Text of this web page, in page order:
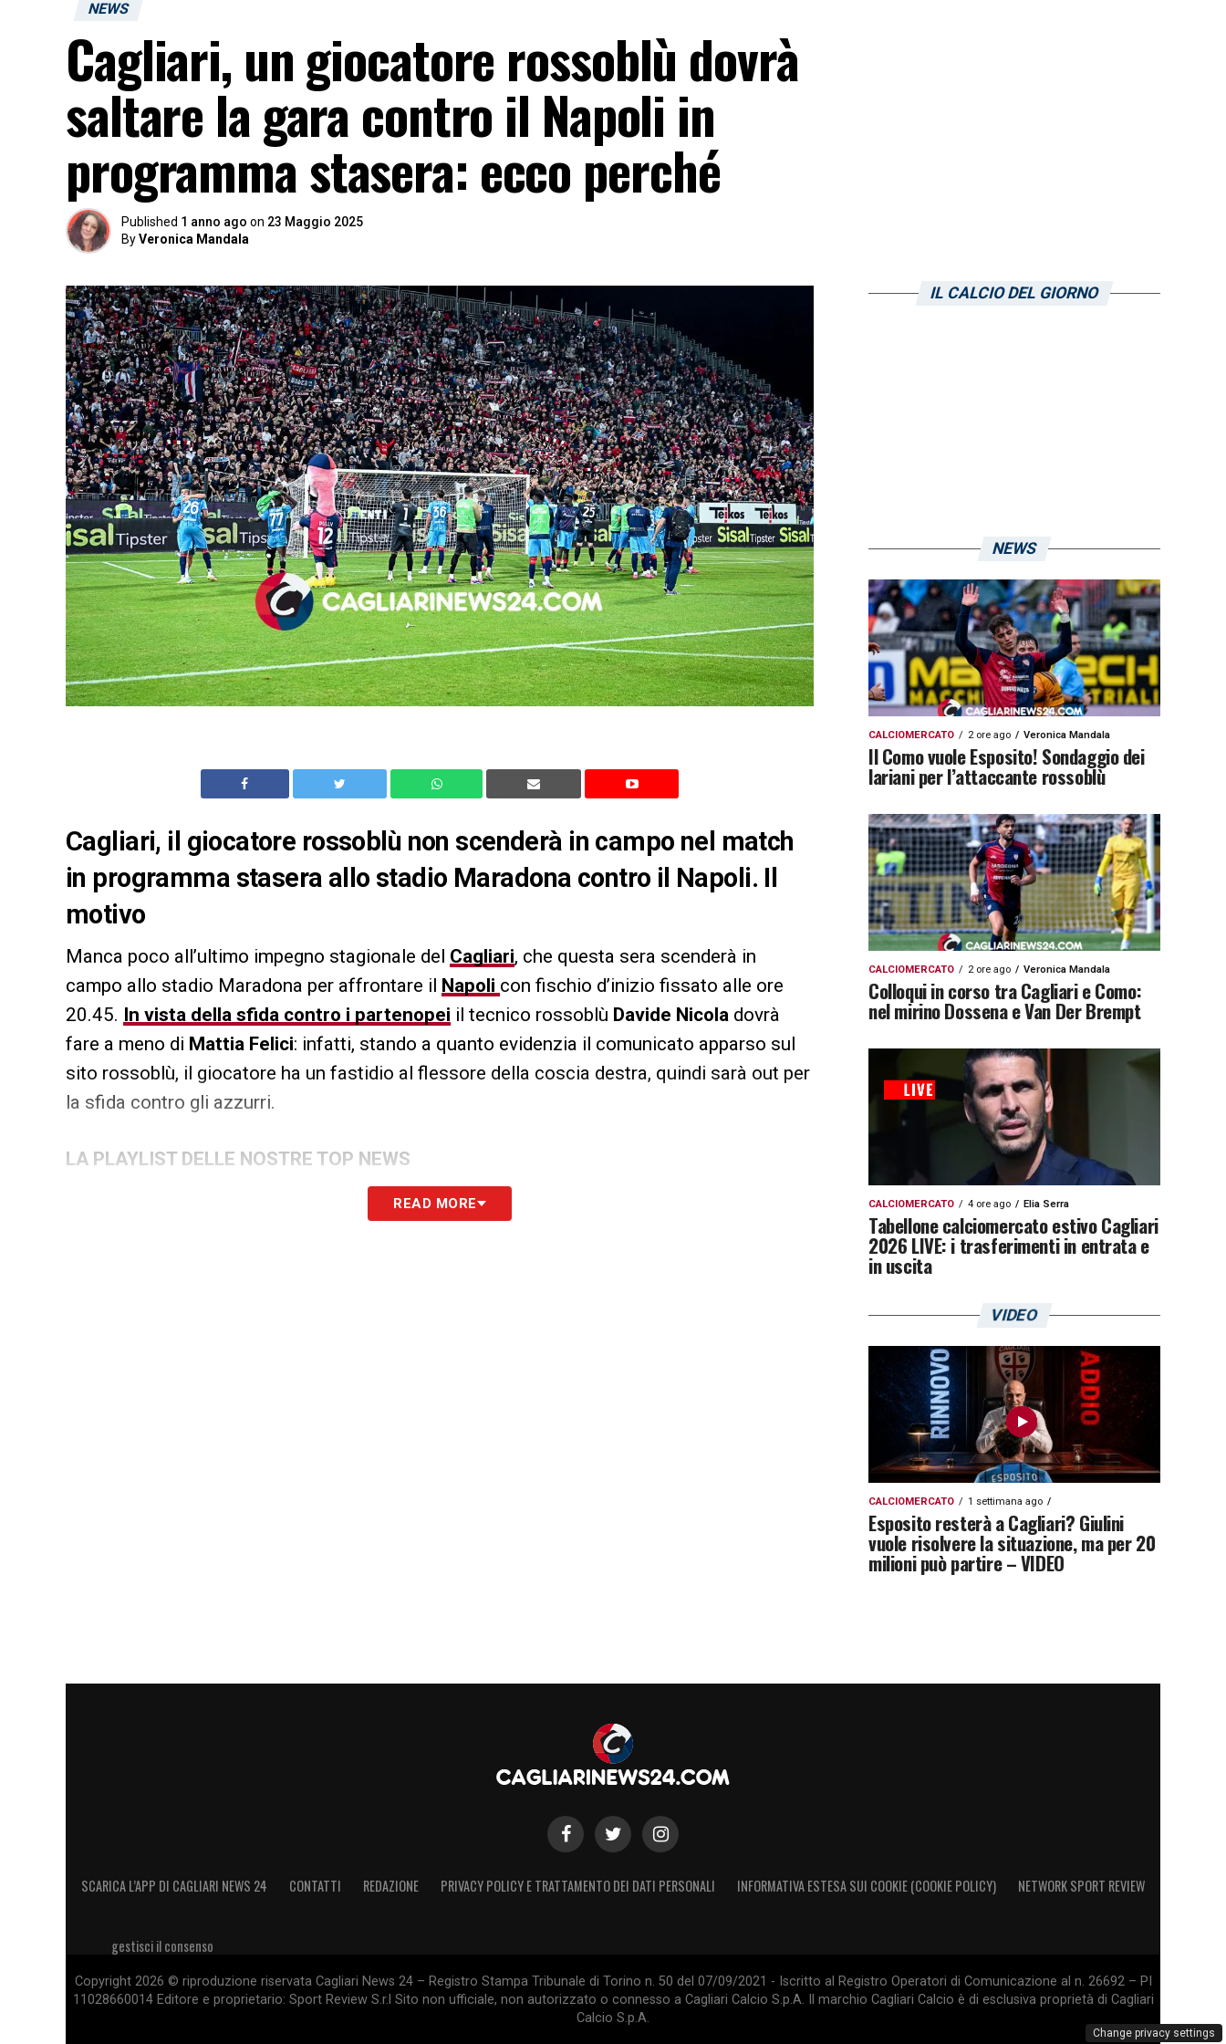
NEWS
Cagliari, un giocatore rossoblù dovrà
saltare la gara contro il Napoli in
programma stasera: ecco perché
Published 1 anno ago on 23 Maggio 2025
ByVeronica Mandala
Cagliari, il giocatore rossoblù non scenderà in campo nel match
in programma stasera allo stadio Maradona contro il Napoli. Il
motivo
Manca poco all’ultimo impegno stagionale del Cagliari, che questa sera scenderà in
campo allo stadio Maradona per affrontare il Napoli con fischio d’inizio fissato alle ore
20.45. In vista della sfida contro i partenopei il tecnico rossoblù Davide Nicola dovrà
fare a meno di Mattia Felici: infatti, stando a quanto evidenzia il comunicato apparso sul
sito rossoblù, il giocatore ha un fastidio al flessore della coscia destra, quindi sarà out per
la sfida contro gli azzurri.
LA PLAYLIST DELLE NOSTRE TOP NEWS
READ MORE
IL CALCIO DEL GIORNO
NEWS
CALCIOMERCATO 2 ore ago Veronica Mandala
Il Como vuole Esposito! Sondaggio dei
lariani per l’attaccante rossoblù
CALCIOMERCATO 2 ore ago Veronica Mandala
Colloqui in corso tra Cagliari e Como:
nel mirino Dossena e Van Der Brempt
CALCIOMERCATO 4 ore ago Elia Serra
Tabellone calciomercato estivo Cagliari
2026 LIVE: i trasferimenti in entrata e
in uscita
VIDEO
CALCIOMERCATO 1 settimana ago
Esposito resterà a Cagliari? Giulini
vuole risolvere la situazione, ma per 20
milioni può partire – VIDEO
SCARICA L’APP DI CAGLIARI NEWS 24 CONTATTI REDAZIONE PRIVACY POLICY E TRATTAMENTO DEI DATI PERSONALI INFORMATIVA ESTESA SUI COOKIE (COOKIE POLICY) NETWORK SPORT REVIEW
gestisci il consenso
Copyright 2026 © riproduzione riservata Cagliari News 24 – Registro Stampa Tribunale di Torino n. 50 del 07/09/2021 - Iscritto al Registro Operatori di Comunicazione al n. 26692 – PI
11028660014 Editore e proprietario: Sport Review S.r.l Sito non ufficiale, non autorizzato o connesso a Cagliari Calcio S.p.A. Il marchio Cagliari Calcio è di esclusiva proprietà di Cagliari
Calcio S.p.A.
Change privacy settings